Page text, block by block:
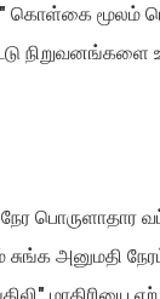
கொள்கை மூலம்
நிறுவனங்களை
பொருளாதார
அனுமதி
மாதிரியை